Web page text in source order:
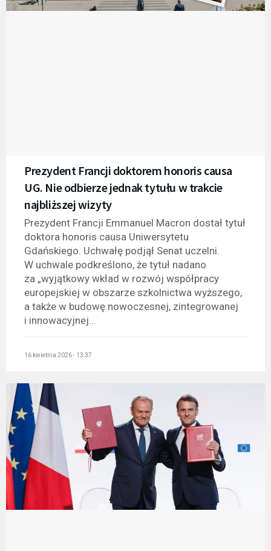
Prezydent Francji doktorem honoris causa
UG. Nie odbierze jednak tytułu w trakcie
najbliższej wizyty
Prezydent Francji Emmanuel Macron dostał tytuł
doktora honoris causa Uniwersytetu
Gdańskiego. Uchwałę podjął Senat uczelni.
W uchwale podkreślono, że tytuł nadano
za „wyjątkowy wkład w rozwój współpracy
europejskiej w obszarze szkolnictwa wyższego,
a także w budowę nowoczesnej, zintegrowanej
i innowacyjnej...
16 kwietnia 2026 - 13:37